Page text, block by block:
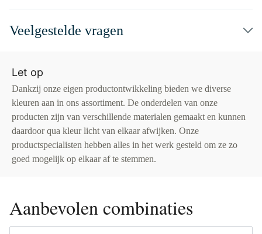
Veelgestelde vragen
Let op
Dankzij onze eigen productontwikkeling bieden we diverse
kleuren aan in ons assortiment. De onderdelen van onze
producten zijn van verschillende materialen gemaakt en kunnen
daardoor qua kleur licht van elkaar afwijken. Onze
productspecialisten hebben alles in het werk gesteld om ze zo
goed mogelijk op elkaar af te stemmen.
Aanbevolen combinaties